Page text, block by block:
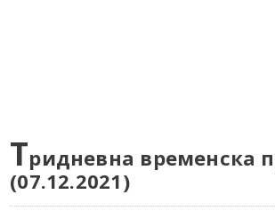
Тридневна временска
(07.12.2021)